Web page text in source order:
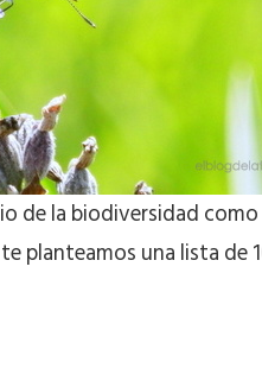
de la biodiversidad como
planteamos una lista de